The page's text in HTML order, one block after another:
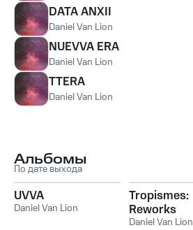
DATA ANXII
Daniel Van Lion
NUEVVA ERA
Daniel Van Lion
TTERA
Daniel Van Lion
Альбомы
По дате выхода
UVVA
Daniel Van Lion
Tropismes:
Reworks
Daniel Van Lion